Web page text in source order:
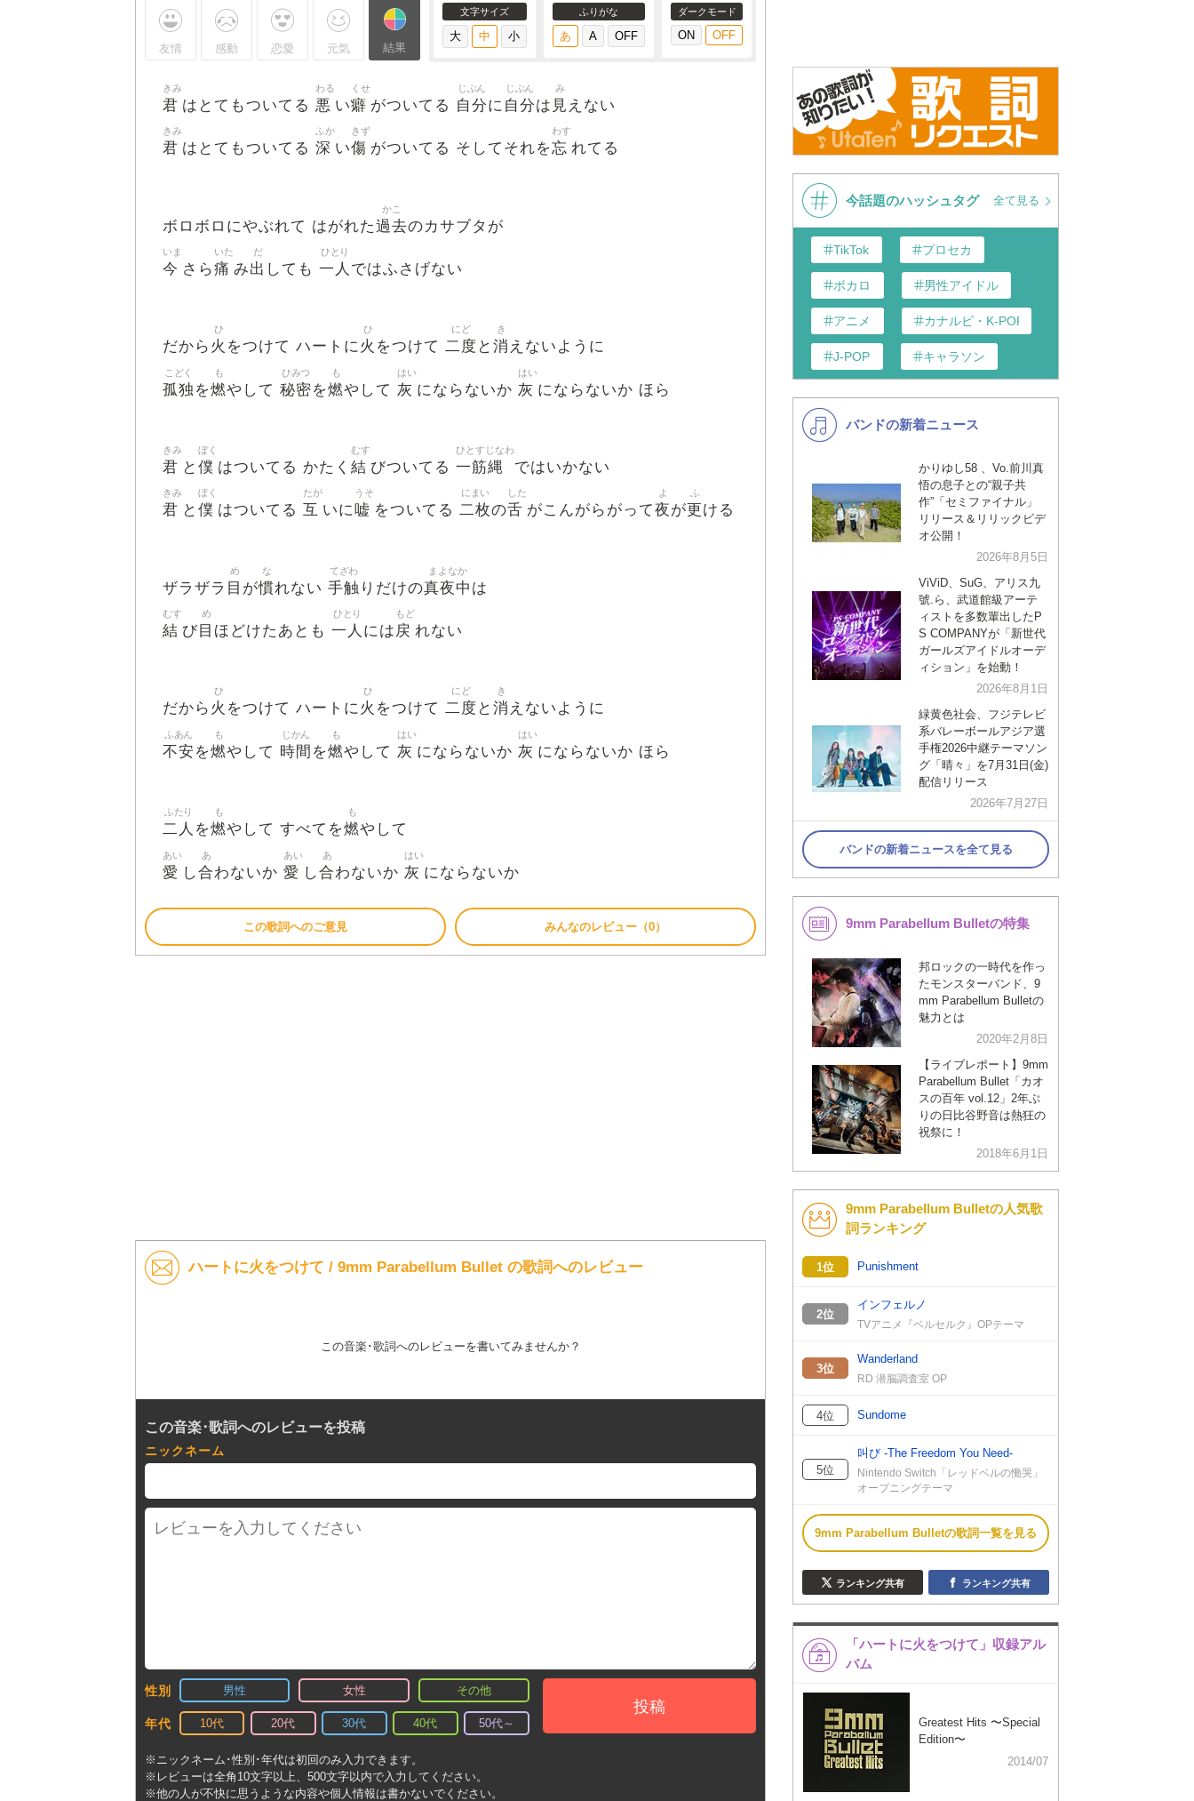
友情 感動 恋愛 元気 結果
文字サイズ ふりがな ダークモード
君
きみ
はとてもついてる 悪
わる
い癖
くせ
がついてる 自分
じぶん
に 自分
じぶん
は 見
み
えない
君
きみ
はとてもついてる 深
ふか
い傷
きず
がついてる そしてそれを忘
わす
れてる
ボロボロにやぶれて はがれた過去
かこ
のカサブタが
今
いま
さら痛
いた
み出
だ
しても 一人
ひとり
ではふさげない
だから 火
ひ
をつけて ハートに火
ひ
をつけて 二度
にど
と 消
き
えないように
孤独
こどく
を燃
も
やして 秘密
ひみつ
を燃
も
やして 灰
はい
にならないか 灰
はい
にならないか ほら
君
きみ
と 僕
ぼく
はついてる かたく 結
むす
びついてる 一筋縄
ひとすじなわ
ではいかない
君
きみ
と 僕
ぼく
はついてる 互
たが
いに嘘
うそ
をついてる 二枚
にまい
の舌
した
がこんがらがって夜
よ
が更
ふ
ける
ザラザラ 目
め
が慣
な
れない 手触
てざわ
りだけの真夜中
まよなか
は
結
むす
び目
め
ほどけたあとも 一人
ひとり
には戻
もど
れない
だから 火
ひ
をつけて ハートに火
ひ
をつけて 二度
にど
と 消
き
えないように
不安
ふあん
を燃
も
やして 時間
じかん
を燃
も
やして 灰
はい
にならないか 灰
はい
にならないか ほら
二人
ふたり
を燃
も
やして すべてを燃
も
やして
愛
あい
し合
あ
わないか 愛
あい
し合
あ
わないか 灰
はい
にならないか
この歌詞へのご意見 みんなのレビュー（0）
ハートに火をつけて / 9mm Parabellum Bullet の歌詞へのレビュー
この音楽･歌詞へのレビューを書いてみませんか？
この音楽･歌詞へのレビューを投稿
ニックネーム
性別 男性 女性 その他
年代 10代 20代 30代 40代 50代～
投稿
※ニックネーム･性別･年代は初回のみ入力できます。
※レビューは全角10文字以上、500文字以内で入力してください。
※他の人が不快に思うような内容や個人情報は書かないでください。
今話題のハッシュタグ 全て見る
TikTok プロセカ
ボカロ 男性アイドル
アニメ カナルビ・K-POP和訳
J-POP キャラソン
K-POP バンド
洋楽
VTuber ディズニー
バンドの新着ニュース
かりゆし58 、Vo.前川真
悟の息子との“親子共
作”「セミファイナル」
リリース＆リリックビデ
オ公開！
2026年8月5日
ViViD、SuG、アリス九
號.ら、武道館級アーテ
ィストを多数輩出したP
S COMPANYが「新世代
ガールズアイドルオーデ
ィション」を始動！
2026年8月1日
緑黄色社会、フジテレビ
系バレーボールアジア選
手権2026中継テーマソン
グ「晴々」を7月31日(金)
配信リリース
2026年7月27日
バンドの新着ニュースを全て見る
9mm Parabellum Bulletの特集
邦ロックの一時代を作っ
たモンスターバンド、9
mm Parabellum Bulletの
魅力とは
2020年2月8日
【ライブレポート】9mm
Parabellum Bullet「カオ
スの百年 vol.12」2年ぶ
りの日比谷野音は熱狂の
祝祭に！
2018年6月1日
9mm Parabellum Bulletの人気歌
詞ランキング
1位 Punishment
2位
インフェルノ
TVアニメ『ベルセルク』OPテーマ
3位
Wanderland
RD 潜脳調査室 OP
4位 Sundome
5位
叫び -The Freedom You Need-
Nintendo Switch「レッドベルの慟哭」
オープニングテーマ
9mm Parabellum Bulletの歌詞一覧を見る
ランキング共有 ランキング共有
「ハートに火をつけて」収録アル
バム
Greatest Hits 〜Special
Edition〜
2014/07